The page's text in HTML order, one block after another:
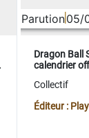
Parution05/
Dragon Ball
calendrier
Collectif
Éditeur :